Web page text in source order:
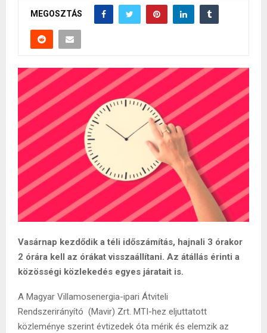
MEGOSZTÁS
Vasárnap kezdődik a téli időszámítás, hajnali 3 órakor
2 órára kell az órákat visszaállítani. Az átállás érinti a
közösségi közlekedés egyes járatait is.
A Magyar Villamosenergia-ipari Átviteli
Rendszerirányító (Mavir) Zrt. MTI-hez eljuttatott
közleménye szerint évtizedek óta mérik és elemzik az